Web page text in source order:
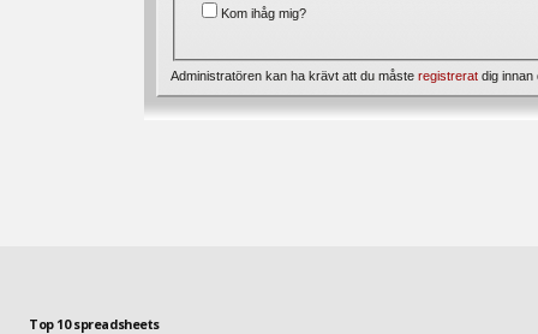
Kom ihåg mig?
Administratören kan ha krävt att du måste registrerat dig innan
Top 10 spreadsheets